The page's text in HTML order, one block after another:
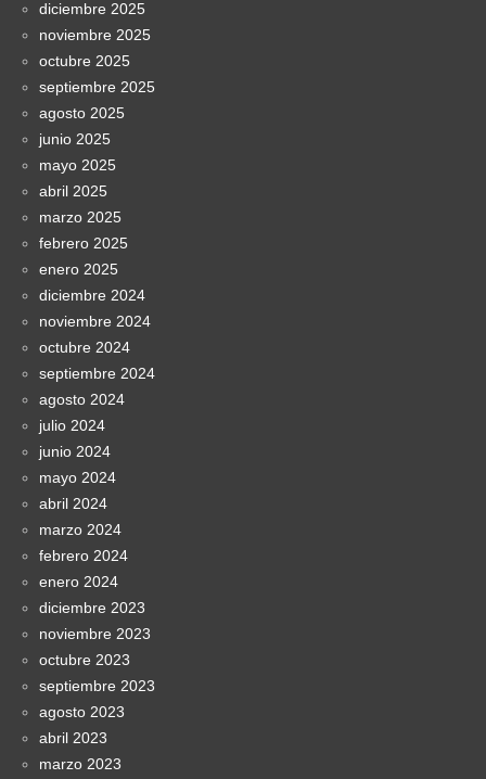
diciembre 2025
noviembre 2025
octubre 2025
septiembre 2025
agosto 2025
junio 2025
mayo 2025
abril 2025
marzo 2025
febrero 2025
enero 2025
diciembre 2024
noviembre 2024
octubre 2024
septiembre 2024
agosto 2024
julio 2024
junio 2024
mayo 2024
abril 2024
marzo 2024
febrero 2024
enero 2024
diciembre 2023
noviembre 2023
octubre 2023
septiembre 2023
agosto 2023
abril 2023
marzo 2023